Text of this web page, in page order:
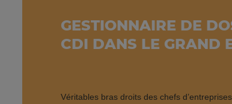
GESTIONNAIRE DE
CDI DANS LE GRAND
Véritables bras droits des chefs